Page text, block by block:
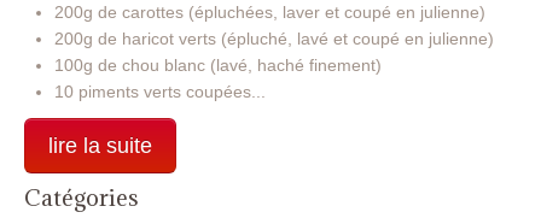
200g de carottes (épluchées, laver et coupé en julienne)
200g de haricot verts (épluché, lavé et coupé en julienne)
100g de chou blanc (lavé, haché finement)
10 piments verts coupées...
lire la suite
Catégories